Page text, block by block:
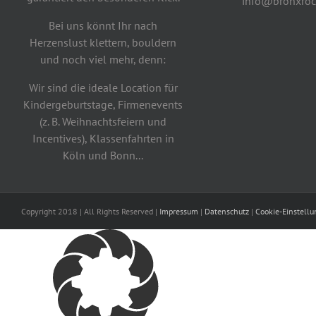
Bei uns könnt Ihr nach
Herzenslust klettern, bouldern
und noch viel mehr, denn:
Wir sind die ideale Location für
Kindergeburtstage, Firmenevents
(z. B. Weihnachtsfeiern und
Incentives), Klassenfahrten in
Köln und Bonn...
Copyright 2018 | All Rights Reserved | Impressum | Datenschutz | Cookie-